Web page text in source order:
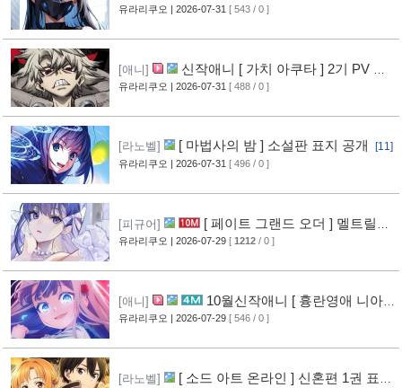
공개 [10]
유라리쿠오 | 2026-07-31 [ 543 / 0 ]
[애니]
신작애니 [ 가치 아쿠타 ] 2기 PV 영
상 공개
[13]
유라리쿠오 | 2026-07-31 [ 488 / 0 ]
[라노벨] [ 마법사의 밤 ] 소설판 표지 공개 [11]
유라리쿠오 | 2026-07-31 [ 496 / 0 ]
[피규어]
[ 페이트 그랜드 오더 ] 멜트릴리
스 신작 피규어 공개 [12]
유라리쿠오 | 2026-07-29 [ 1212 / 0 ]
[애니]
10월신작애니 [ 흉란영애 니아
리스톤 ] PV 영상 공개 [13]
유라리쿠오 | 2026-07-29 [ 546 / 0 ]
[라노벨]
[ 소드 아트 온라인 ] 신혼편 1권 표지